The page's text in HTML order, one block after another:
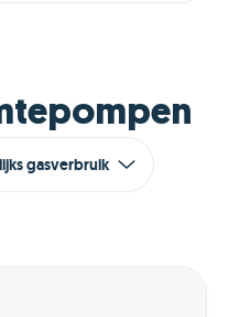
gasverbruik